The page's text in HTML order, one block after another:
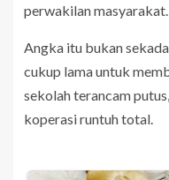
perwakilan masyarakat.
Angka itu bukan
cukup lama untuk
sekolah terancam
koperasi runtuh total.